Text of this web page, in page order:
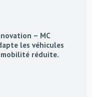
– MC
les véhicules
mobilité réduite.